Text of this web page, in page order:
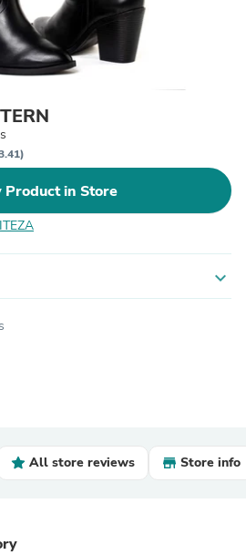
Product in Store
expand_more
All store reviews Store info